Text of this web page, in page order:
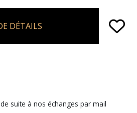
DÉTAILS
suite à nos échanges par mail